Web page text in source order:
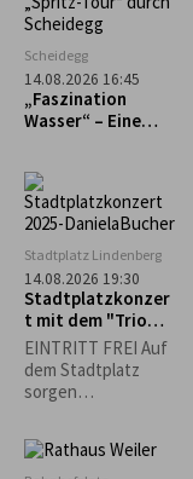
Scheidegg
14.08.2026 16:45
„Faszination
Wasser“ – Eine
Stadtplatz Lindenberg
14.08.2026 19:30
Stadtplatzkonzer
t mit dem "Trio
Spontan"
EINTRITT FREI Auf
dem Stadtplatz
sorgen
Vereine für
Sitzgelegenheiten